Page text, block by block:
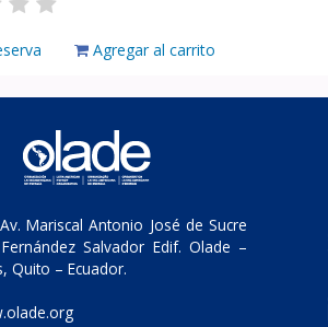
Agregar al carrito
Av. Mariscal Antonio José de Sucre
Salvador Edif. Olade –
Quito – Ecuador.